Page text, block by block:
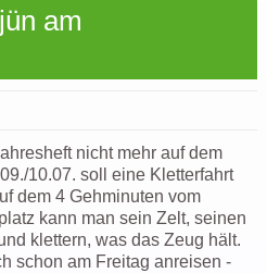
am
nicht mehr auf dem
10.07. soll eine Kletterfahrt
dem 4 Gehminuten vom
kann man sein Zelt, seinen
klettern, was das Zeug hält.
schon am Freitag anreisen -